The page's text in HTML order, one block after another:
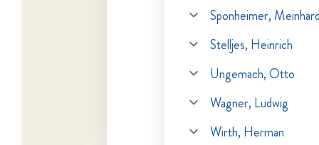
Sponheimer,
Stelljes, Heinrich
Ungemach, Otto
Wagner, Ludwig
Wirth, Herman